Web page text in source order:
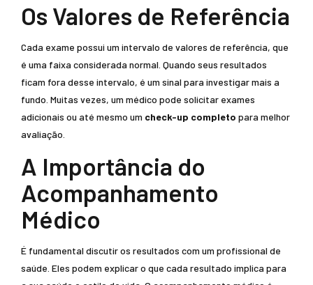
Os Valores de Referência
Cada exame possui um intervalo de valores de referência, que
é uma faixa considerada normal. Quando seus resultados
ficam fora desse intervalo, é um sinal para investigar mais a
fundo. Muitas vezes, um médico pode solicitar exames
adicionais ou até mesmo um check-up completo para melhor
avaliação.
A Importância do
Acompanhamento
Médico
É fundamental discutir os resultados com um profissional de
saúde. Eles podem explicar o que cada resultado implica para